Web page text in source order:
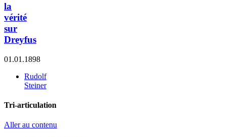
la
vérité
sur
Dreyfus
01.01.1898
Rudolf
Steiner
Tri-articulation
Aller au contenu